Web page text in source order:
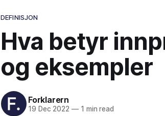
DEFINISJON
Hva betyr
og eksempler
Forklarern
19 Dec 2022 —1 min read